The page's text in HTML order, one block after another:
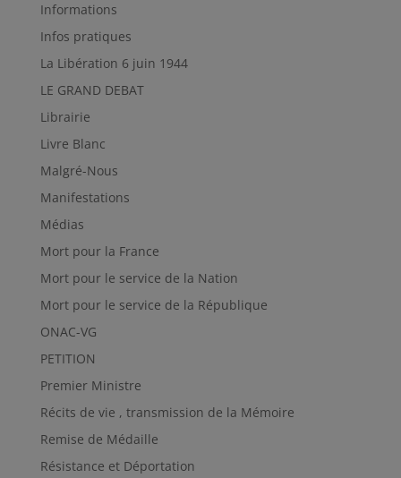
Informations
Infos pratiques
La Libération 6 juin 1944
LE GRAND DEBAT
Librairie
Livre Blanc
Malgré-Nous
Manifestations
Médias
Mort pour la France
Mort pour le service de la Nation
Mort pour le service de la République
ONAC-VG
PETITION
Premier Ministre
Récits de vie , transmission de la Mémoire
Remise de Médaille
Résistance et Déportation